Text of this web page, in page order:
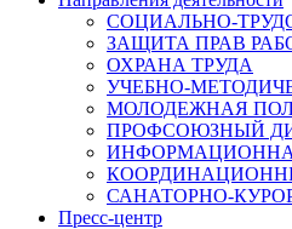
СОЦИАЛЬНО-
ЗАЩИТА ПРАВ
ОХРАНА ТРУДА
УЧЕБНО-
МОЛОДЕЖНАЯ
ПРОФСОЮЗНЫЙ
САНАТОРНО-
Пресс-центр